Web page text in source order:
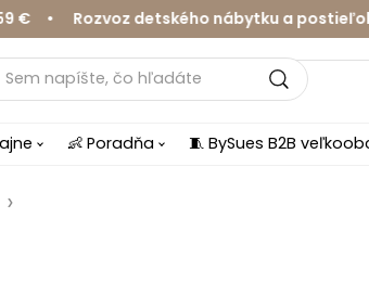
detského nábytku a postieľok v
👶 Poradňa 🧵 BySues B2B